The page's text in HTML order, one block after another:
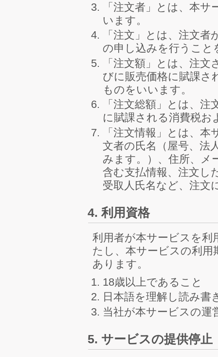
「注文者」とは、本
います。
「注文」とは、注文
の申し込みを行うこと
「注文額」とは、注
びに販売価格に賦課さ
ものをいいます。
「注文総額」とは、
に賦課される消費税お
「注文情報」とは、
文者の氏名（屋号、法
みます。）、住所、メ
含む支払情報、注文し
受取人氏名など、注文
4. 利用資格
利用者が本サービスを利
たし、本サービスの利
あります。
18歳以上であること
日本語を理解し読み書
当社が本サービスの運
5. サービスの提供停止